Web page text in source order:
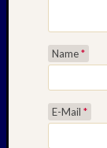
Name*
E-Mail *